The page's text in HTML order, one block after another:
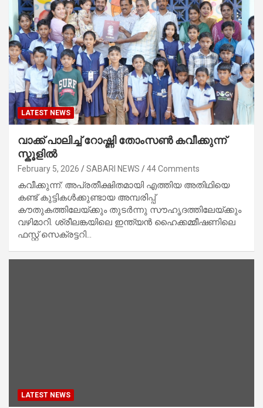
LATEST NEWS
വാക്ക് പാലിച്ച് റോഷ്ണി തോംസൺ കവീക്കുന്ന്
സ്കൂളിൽ
February 5, 2026 SABARI NEWS 44 Comments
കവീക്കുന്ന്: അപ്രതീക്ഷിതമായി എത്തിയ അതിഥിയെ
കണ്ട് കുട്ടികൾക്കുണ്ടായ അമ്പരിപ്പ്
കൗതുകത്തിലേയ്ക്കും തുടർന്നു സൗഹൃദത്തിലേയ്ക്കും
വഴിമാറി. ശ്രീലങ്കയിലെ ഇന്ത്യൻ ഹൈക്കമ്മീഷണിലെ
ഫസ്റ്റ് സെക്രട്ടറി…
LATEST NEWS